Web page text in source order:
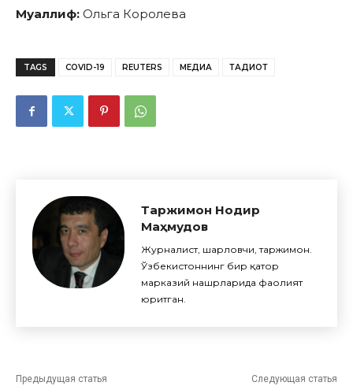
Муаллиф: Ольга Королева
TAGS COVID-19 REUTERS МЕДИА ТАДҚИҚОТ
Таржимон Нодир
Маҳмудов
Журналист, шарҳловчи, таржимон.
Ўзбекистоннинг бир қатор
марказий нашрларида фаолият
юритган.
Предыдущая статья Следующая статья